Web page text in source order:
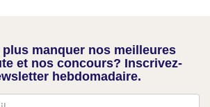
manquer nos meilleures
et nos concours? Inscrivez-
hebdomadaire.